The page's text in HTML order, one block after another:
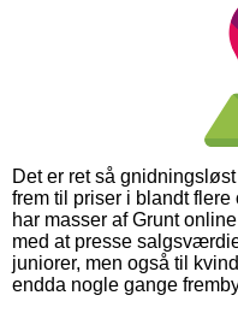
Det er ret så
frem til priser i blandt
har masser af Grunt
med at presse
juniorer, men også til
endda nogle gange